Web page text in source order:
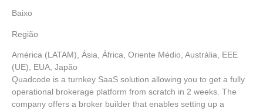
Baixo
Região
América (LATAM), Ásia, África, Oriente Médio, Austrália, EEE
(UE), EUA, Japão
Quadcode is a turnkey SaaS solution allowing you to get a fully
operational brokerage platform from scratch in 2 weeks. The
company offers a broker builder that enables setting up a